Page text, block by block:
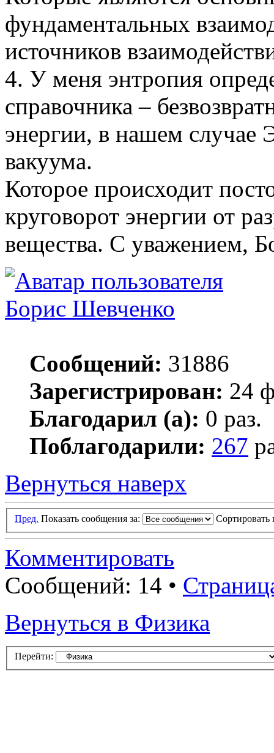
фундаментальных
источников
4. У меня энтропия
справочника –
энергии, в нашем
вакуума.
Которое происходит
круговорот энергии от
вещества. С уважением,
Борис Шевченко
Сообщений: 31886
Зарегистрирован: 24
Благодарил (а): 0 раз.
Поблагодарили: 267
Вернуться наверх
Пред. Показать сообщения за: Сортировать
Комментировать
Сообщений: 14 •
Вернуться в Физика
Перейти: